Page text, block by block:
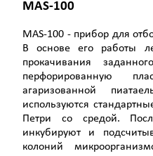
MAS-100
MAS-100 - прибор для
В основе его работы
прокачивания
перфорированную
агаризованной
используются
Петри со средой.
инкубируют и
колоний